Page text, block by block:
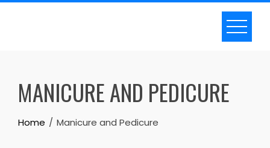
Skip
MANICURE AND PEDICURE
Home Manicure and Pedicure